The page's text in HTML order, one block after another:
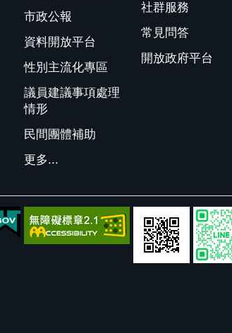
市政公報
資料開放平台
性別主流化專區
議員建議事項處理
情形
民間團體補助
更多...
社群服務
常見問答
開放政府平台